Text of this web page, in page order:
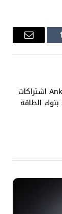
البريد
حذار! يحدد Anker اشتراكات
بنوك الطاقة